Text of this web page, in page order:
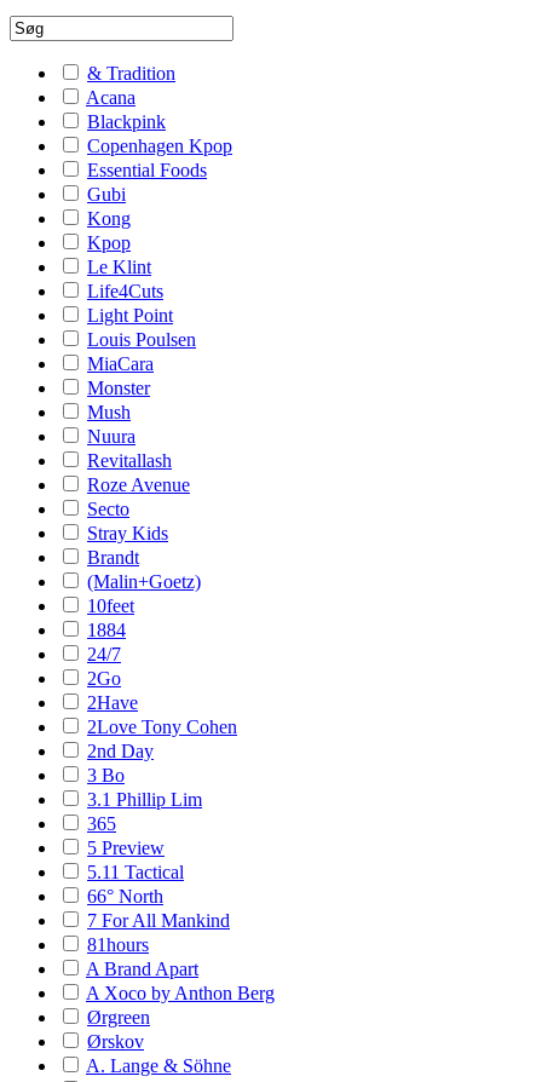
& Tradition
Acana
Blackpink
Copenhagen Kpop
Essential Foods
Gubi
Kong
Kpop
Le Klint
Life4Cuts
Light Point
Louis Poulsen
MiaCara
Monster
Mush
Nuura
Revitallash
Roze Avenue
Secto
Stray Kids
Brandt
(Malin+Goetz)
10feet
1884
24/7
2Go
2Have
2Love Tony Cohen
2nd Day
3 Bo
3.1 Phillip Lim
365
5 Preview
5.11 Tactical
66° North
7 For All Mankind
81hours
A Brand Apart
A Xoco by Anthon Berg
Ørgreen
Ørskov
A. Lange & Söhne